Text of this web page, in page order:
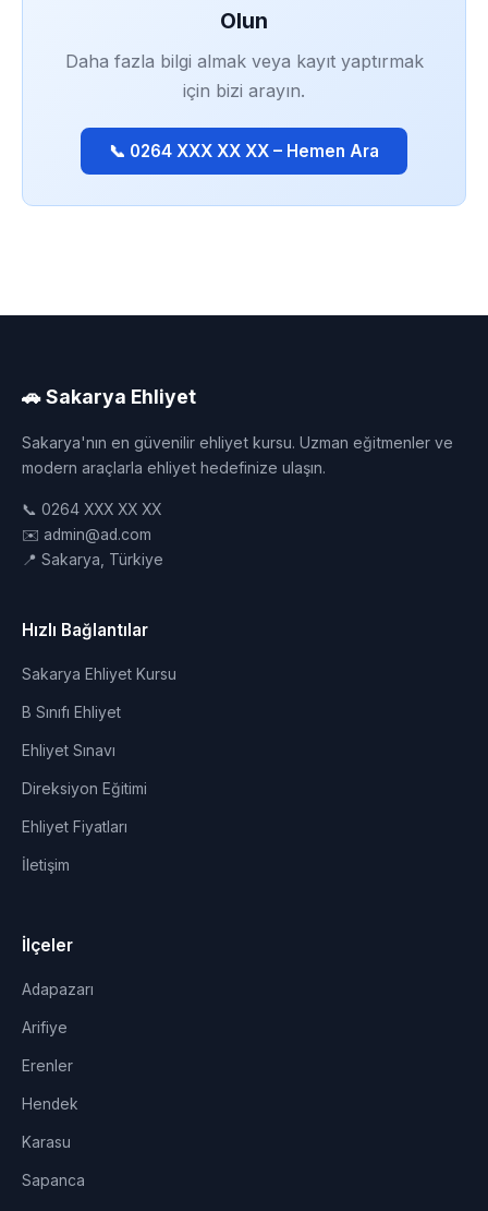
Olun
Daha fazla bilgi almak veya kayıt yaptırmak
için bizi arayın.
📞 0264 XXX XX XX – Hemen Ara
🚗 Sakarya Ehliyet
Sakarya'nın en güvenilir ehliyet kursu. Uzman eğitmenler ve
modern araçlarla ehliyet hedefinize ulaşın.
📞 0264 XXX XX XX
✉️ admin@ad.com
📍 Sakarya, Türkiye
Hızlı Bağlantılar
Sakarya Ehliyet Kursu
B Sınıfı Ehliyet
Ehliyet Sınavı
Direksiyon Eğitimi
Ehliyet Fiyatları
İletişim
İlçeler
Adapazarı
Arifiye
Erenler
Hendek
Karasu
Sapanca